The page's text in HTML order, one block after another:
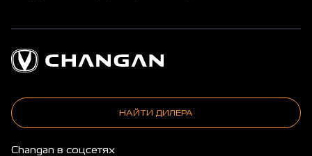
НАЙТИ ДИЛЕРА
Changan в соцсетях